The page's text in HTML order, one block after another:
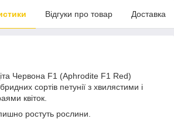
Відгуки про товар Доставка
Червона F1 (Aphrodite F1 Red)
сортів петунії з хвилястими і
квіток.
ростуть рослини.